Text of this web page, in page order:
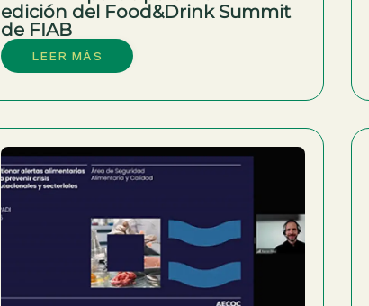
edición del Food&Drink Summit
de FIAB
LEER MÁS